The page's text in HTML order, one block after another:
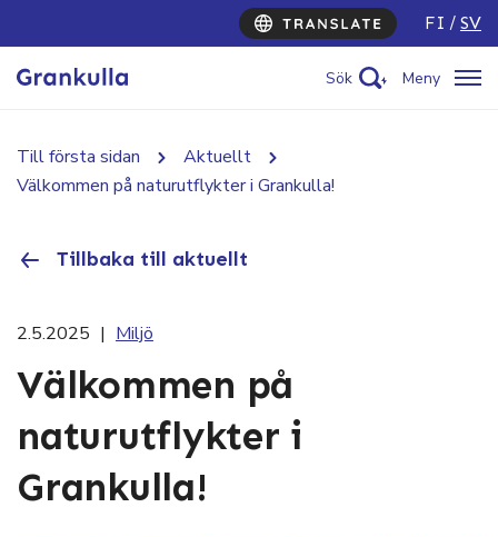
FI SV
Sök Meny
Till första sidan
Aktuellt
Välkommen på naturutflykter i Grankulla!
Tillbaka till aktuellt
2.5.2025 | Miljö
Välkommen på
naturutflykter i
Grankulla!